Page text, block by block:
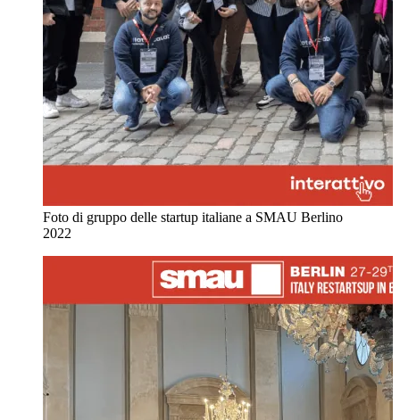
Foto di gruppo delle startup italiane a SMAU Berlino
2022